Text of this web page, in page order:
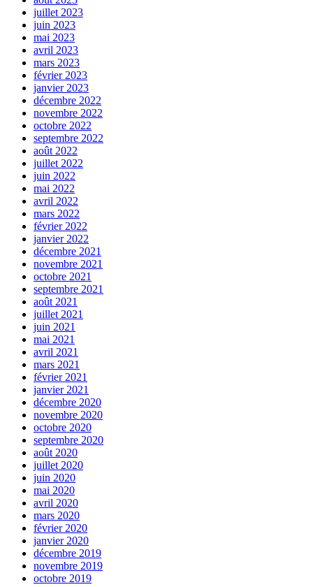
juillet 2023
juin 2023
mai 2023
avril 2023
mars 2023
février 2023
janvier 2023
décembre 2022
novembre 2022
octobre 2022
septembre 2022
août 2022
juillet 2022
juin 2022
mai 2022
avril 2022
mars 2022
février 2022
janvier 2022
décembre 2021
novembre 2021
octobre 2021
septembre 2021
août 2021
juillet 2021
juin 2021
mai 2021
avril 2021
mars 2021
février 2021
janvier 2021
décembre 2020
novembre 2020
octobre 2020
septembre 2020
août 2020
juillet 2020
juin 2020
mai 2020
avril 2020
mars 2020
février 2020
janvier 2020
décembre 2019
novembre 2019
octobre 2019